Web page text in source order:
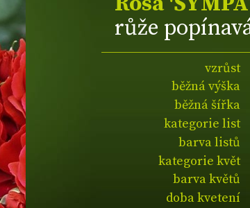
růže
vzrůst
běžná výška
běžná šířka
kategorie list
barva listů
kategorie květ
barva květů
doba kvetení